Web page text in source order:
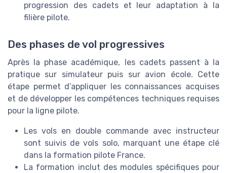
progression des cadets et leur adaptation à la
filière pilote.
Des phases de vol progressives
Après la phase académique, les cadets passent à la
pratique sur simulateur puis sur avion école. Cette
étape permet d’appliquer les connaissances acquises
et de développer les compétences techniques requises
pour la ligne pilote.
Les vols en double commande avec instructeur
sont suivis de vols solo, marquant une étape clé
dans la formation pilote France.
La formation inclut des modules spécifiques pour